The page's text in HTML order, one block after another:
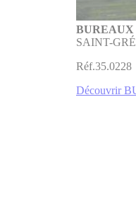
BUREAUX
SAINT-
Réf.35.0228
Découvrir